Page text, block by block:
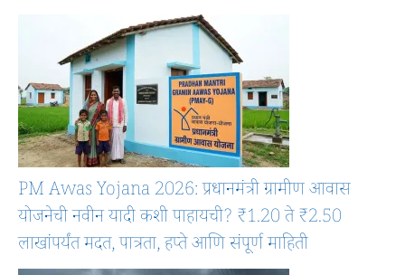
PM Awas Yojana 2026: प्रधानमंत्री ग्रामीण आवास
योजनेची नवीन यादी कशी पाहायची? ₹1.20 ते ₹2.50
लाखांपर्यंत मदत, पात्रता, हप्ते आणि संपूर्ण माहिती